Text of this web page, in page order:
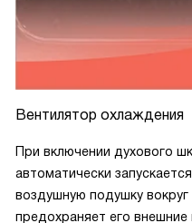
Вентилятор охлаждения
При включении духового
автоматически
воздушную подушку
предохраняет его внешние